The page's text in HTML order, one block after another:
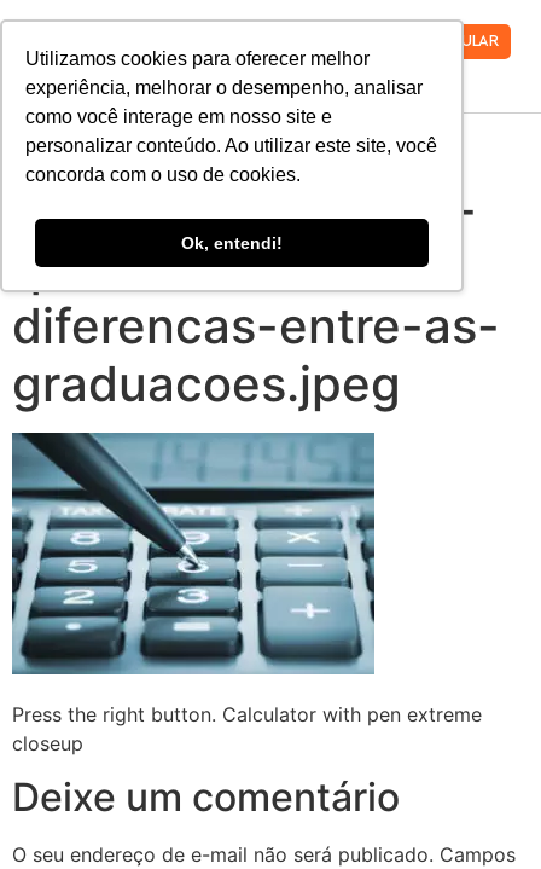
Utilizamos cookies para oferecer melhor
experiência, melhorar o desempenho, analisar
como você interage em nosso site e
personalizar conteúdo. Ao utilizar este site, você
concorda com o uso de cookies.
Ok, entendi!
VESTIBULAR
administracao-e-
ciencias-contabeis-
quais-sao-as-
diferencas-entre-as-
graduacoes.jpeg
Press the right button. Calculator with pen extreme
closeup
Deixe um comentário
O seu endereço de e-mail não será publicado. Campos